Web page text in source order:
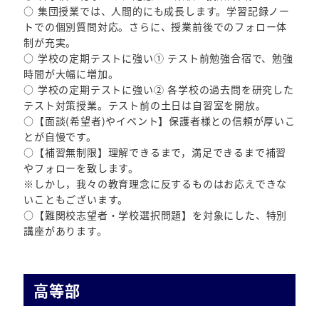
○ 集団授業では、人間的にも成長します。学習記録ノー
トでの個別質問対応。さらに、授業前後でのフォロー体
制が充実。
○ 学校の定期テストに強い① テスト前勉強合宿で、勉強
時間が大幅に増加。
○ 学校の定期テストに強い② 各学校の過去問を研究した
テスト対策授業。テスト前の土日は自習室を開放。
○【面談(希望者)やイベント】保護者様との信頼が厚いこ
とが自慢です。
○【補習無制限】理解できるまで，満足できるまで補習
やフォローを致します。
※しかし，我々の教育理念に反するものはお応えできな
いこともございます。
○【難関校志望者・学校選択問題】を対象にした、特別
講座があります。
高等部